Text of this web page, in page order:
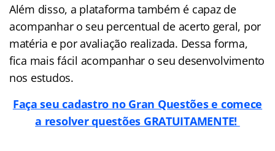
Além disso, a plataforma também é capaz de
acompanhar o seu percentual de acerto geral, por
matéria e por avaliação realizada. Dessa forma,
fica mais fácil acompanhar o seu desenvolvimento
nos estudos.
Faça seu cadastro no Gran Questões e comece
a resolver questões GRATUITAMENTE!